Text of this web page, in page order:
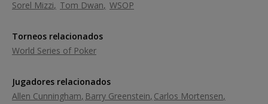
Sorel Mizzi
Tom Dwan WSOP
Torneos relacionados
World Series of Poker
Jugadores relacionados
Allen Cunningham Barry Greenstein Carlos Mortensen